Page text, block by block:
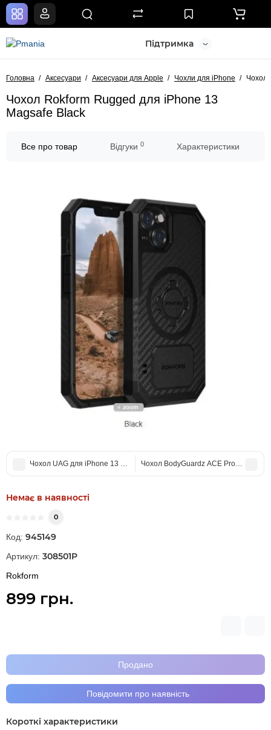
Підтримка
Головна Аксесуари Аксесуари для Apple Чохли для iPhone Чохол
Чохол Rokform Rugged для iPhone 13
Magsafe Black
Все про товар Відгуки 0 Характеристики
Чохол UAG для iPhone 13 Pro Max Pathfinder White
Чохол BodyGuardz ACE Pro для
Немає в наявності
0
Код: 945149
Артикул: 308501P
Rokform
899 грн.
Продано
Повідомити про наявність
Короткі характеристики